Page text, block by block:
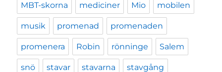
MBT-skorna mediciner Mio mobilen
musik promenad promenaden
promenera Robin rönninge Salem
snö stavar stavarna stavgång